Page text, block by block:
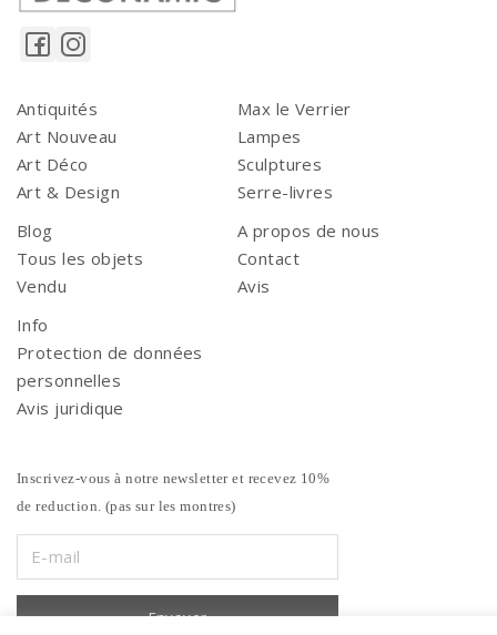
Antiquités
Art Nouveau
Art Déco
Art & Design
Max le Verrier
Lampes
Sculptures
Serre-livres
Blog
Tous les objets
Vendu
A propos de nous
Contact
Avis
Info
Protection de données
personnelles
Avis juridique
Inscrivez-vous à notre newsletter et recevez 10%
de reduction. (pas sur les montres)